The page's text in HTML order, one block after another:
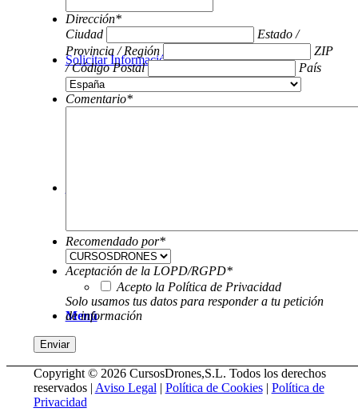
Solicitar Información
Menú
Dirección*
Ciudad
Estado /
Provincia / Región
ZIP
/ Código Postal
País
Comentario*
Recomendado por*
Aceptación de la LOPD/RGPD*
Acepto la Política de Privacidad
Solo usamos tus datos para responder a tu petición
de información
Copyright © 2026 CursosDrones,S.L. Todos los derechos
reservados | Aviso Legal| Política de Cookies| Política de
Privacidad